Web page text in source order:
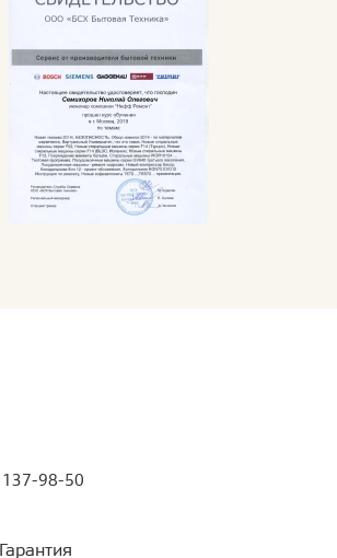
98-50
Гарантия